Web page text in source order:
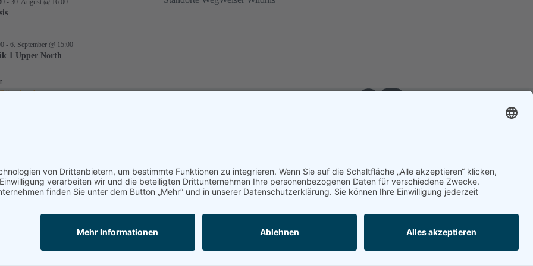
- 30. August @ 16:00
- 6. September @ 15:00
1 Upper North –
Bilder © Verena Berg, Marius Jünemann, Gunnar Keller, Stephanie Piertzawla, Marianne Schreier, Klara-Marie Schulke Michael